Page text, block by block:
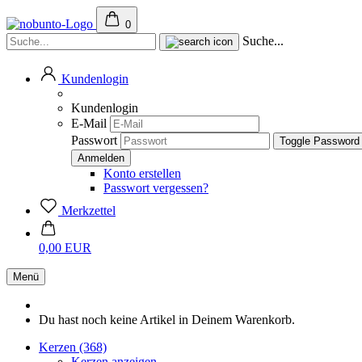
0
Suche...
Kundenlogin
Kundenlogin
E-Mail
Passwort
Toggle
Konto erstellen
Passwort vergessen?
Merkzettel
0,00 EUR
Menü
Du hast noch keine Artikel in Deinem Warenkorb.
Kerzen (368)